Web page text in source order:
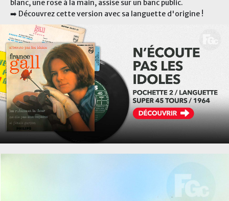
blanc, une rose à la main, assise sur un banc public.
➡️ Découvrez cette version avec sa languette d'origine !